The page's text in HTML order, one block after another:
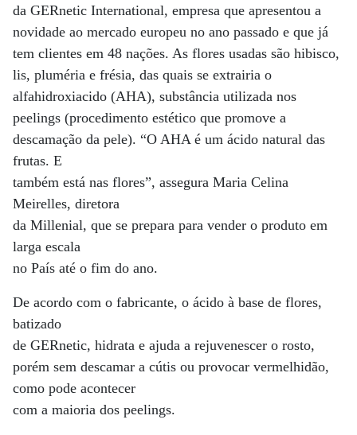
da GERnetic International, empresa que apresentou a
novidade ao mercado europeu no ano passado e que já
tem clientes em 48 nações. As flores usadas são hibisco,
lis, pluméria e frésia, das quais se extrairia o
alfahidroxiacido (AHA), substância utilizada nos
peelings (procedimento estético que promove a
descamação da pele). “O AHA é um ácido natural das
frutas. E
também está nas flores”, assegura Maria Celina
Meirelles, diretora
da Millenial, que se prepara para vender o produto em
larga escala
no País até o fim do ano.
De acordo com o fabricante, o ácido à base de flores,
batizado
de GERnetic, hidrata e ajuda a rejuvenescer o rosto,
porém sem descamar a cútis ou provocar vermelhidão,
como pode acontecer
com a maioria dos peelings.